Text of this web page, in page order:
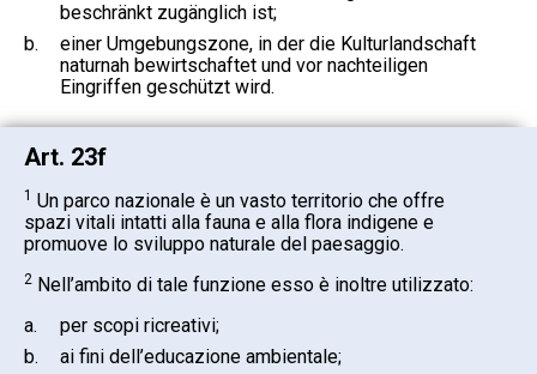
beschränkt zugänglich ist;
b.
einer Umgebungszone, in der die Kulturlandschaft
naturnah bewirtschaftet und vor nachteiligen
Eingriffen geschützt wird.
Art. 23f
1 Un parco nazionale è un vasto territorio che offre
spazi vitali intatti alla fauna e alla flora indigene e
promuove lo sviluppo naturale del paesaggio.
2 Nell’ambito di tale funzione esso è inoltre utilizzato:
a.
per scopi ricreativi;
b.
ai fini dell’educazione ambientale;